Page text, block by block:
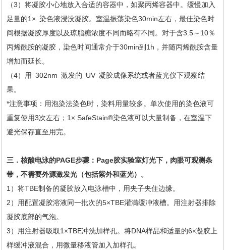
（3）将凝胶小心地放入合适的容器中，如聚丙烯容器中。缓慢加入
足量的1× 染色液浸没凝胶。室温振荡染色30min左右，最佳染色时
间根据凝胶厚度以及琼脂糖浓度不同而略有不同。对于含3.5～10％
丙烯酰胺的凝胶，染色时间通常介于30min到1h，并随丙烯酰胺含量
增加而延长。
（4）用 302nm 激发的 UV 凝胶成像系统或者蓝光仪下观察结
果。
*注意事项：用泡染法染色时，染料用量较多。单次使用的染色液可
重复使用3次左右；1× SafeStain®染色液可以大量制备，在室温下
避光保存直至用完。
三．核酸电泳的PAGE步骤：Page胶实验室灯光下，肉眼可观测条
带，不需要外源激发光（包括紫外和蓝光）。
1）将TBE制备的凝胶放入电泳槽中，用夹子夹住边缘。
2）用配置凝胶溶液同一批次的5×TBE灌满缓冲液槽。用注射器排除
凝胶底部的气泡。
3）用注射器吸取1×TBE冲洗加样孔。将DNA样品和适量的6×凝胶上
样缓冲液混合，用微量移液管加入加样孔。